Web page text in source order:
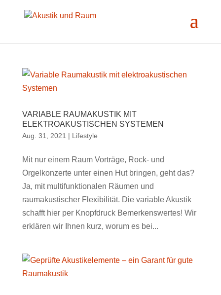
VARIABLE RAUMAKUSTIK MIT
ELEKTROAKUSTISCHEN SYSTEMEN
Aug. 31, 2021 | Lifestyle
Mit nur einem Raum Vorträge, Rock- und
Orgelkonzerte unter einen Hut bringen, geht das?
Ja, mit multifunktionalen Räumen und
raumakustischer Flexibilität. Die variable Akustik
schafft hier per Knopfdruck Bemerkenswertes! Wir
erklären wir Ihnen kurz, worum es bei...